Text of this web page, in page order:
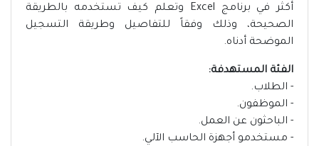
أكثر في برنامج Excel وتعلم كيف تستخدمه بالطريقة
الصحيحة، وذلك وفقاً للتفاصيل وطريقة التسجيل
الموضحة أدناه.
الفئة المستهدفة:
- الطلاب.
- الموظفون.
- الباحثون عن العمل.
- مستخدمو أجهزة الحاسب الآلي.